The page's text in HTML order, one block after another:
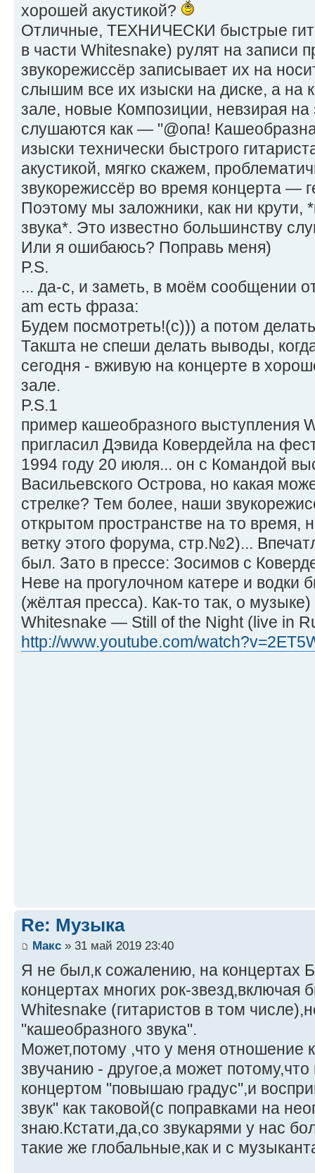
хорошей акустикой?
Отличные, ТЕХНИЧЕСКИ быстрые
в части Whitesnake) рулят на записи
звукорежиссёр записывает их на
слышим все их изыски на диске, а на
зале, новые Композиции, невзирая на
слушаются как — "@опа!
изыски технически быстрого
акустикой, мягко скажем,
звукорежиссёр во время концерта —
Поэтому мы заложники, как ни крути,
звука*. Это известно большинству
Или я ошибаюсь? Поправь меня)
P.S.
... да-с, и заметь, в моём сообщении
am есть фраза:
Будем посмотреть!(с))) а потом
Такшта не спеши делать выводы,
сегодня - вживую на концерте в
зале.
P.S.1
пример кашеобразного выступления
пригласил Дэвида Ковердейла на
1994 году 20 июля... он с Командой
Васильевского Острова, но какая
стрелке? Тем более, наши
открытом пространстве на то время,
ветку этого форума, стр.№2)...
был. Зато в прессе: Зосимов с
Неве на прогулочном катере и водки
(жёлтая пресса). Как-то так, о музыке)
Whitesnake — Still of the Night (live in
http://www.youtube.com/
Re: Музыка
Макс » 31 май 2019 23:40
Я не был,к сожалению, на концертах
концертах многих рок-звезд,включая
Whitesnake (гитаристов в том
"кашеобразного звука".
Может,потому ,что у меня отношение
звучанию - другое,а может
концертом "повышаю градус",и
звук" как таковой(с поправками на
знаю.Кстати,да,со звукарями у нас
такие же глобальные,как и с